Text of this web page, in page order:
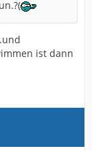
ist dann